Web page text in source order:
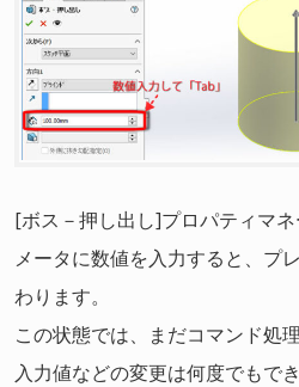
[ボス－押し出し]プロパティマ
メータに数値を入力すると、プ
わります。
この状態では、まだコマンド処
入力値などの変更は何度でもでき